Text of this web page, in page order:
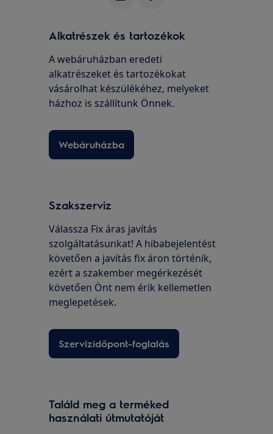
Alkatrészek és tartozékok
A webáruházban eredeti
alkatrészeket és tartozékokat
vásárolhat készülékéhez, melyeket
házhoz is szállítunk Önnek.
Webáruházba
Szakszerviz
Válassza Fix áras javítás
szolgáltatásunkat! A hibabejelentést
követően a javítás fix áron történik,
ezért a szakember megérkezését
követően Önt nem érik kellemetlen
meglepetések.
Szervizidőpont-foglalás
Találd meg a terméked
használati útmutatóját